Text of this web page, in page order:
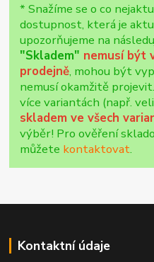
* Snažíme se o co
dostupnost, která je
upozorňujeme na
"Skladem" nemusí být
prodejně, mohou být
nemusí okamžitě
více variantách (např.
skladem ve všech
výběr! Pro ověření
můžete kontaktovat.
Kontaktní údaje